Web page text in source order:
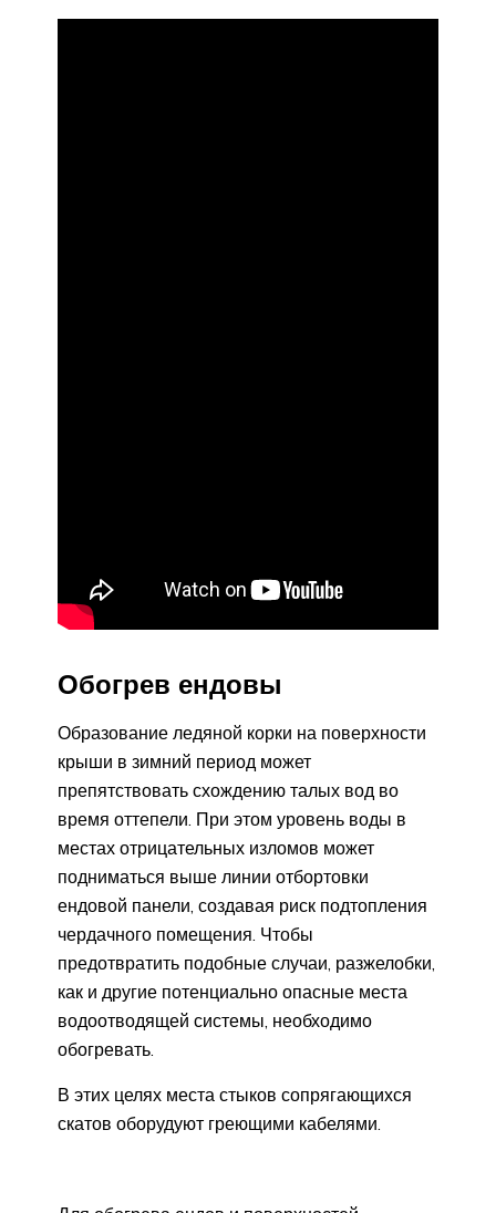
Обогрев ендовы
Образование ледяной корки на поверхности
крыши в зимний период может
препятствовать схождению талых вод во
время оттепели. При этом уровень воды в
местах отрицательных изломов может
подниматься выше линии отбортовки
ендовой панели, создавая риск подтопления
чердачного помещения. Чтобы
предотвратить подобные случаи, разжелобки,
как и другие потенциально опасные места
водоотводящей системы, необходимо
обогревать.
В этих целях места стыков сопрягающихся
скатов оборудуют греющими кабелями.